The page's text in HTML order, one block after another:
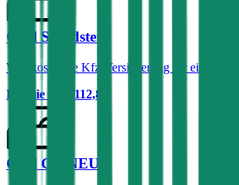
Opel Speedster
Was kostet die Kfz-Versicherung für einen
Prämie ab
€ 112,80
Opel GT NEU